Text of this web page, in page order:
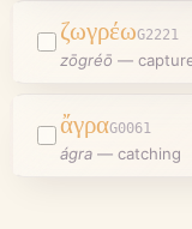
ζωγρέωG2221
zōgréō —
ἄγραG0061
ágra — catching